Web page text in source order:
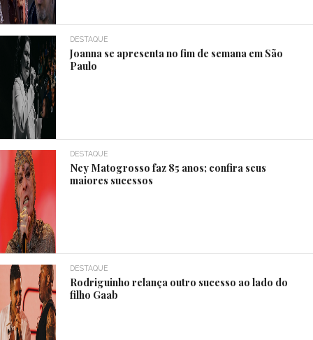
DESTAQUE
Joanna se apresenta no fim de semana em São
Paulo
DESTAQUE
Ney Matogrosso faz 85 anos; confira seus
maiores sucessos
DESTAQUE
Rodriguinho relança outro sucesso ao lado do
filho Gaab